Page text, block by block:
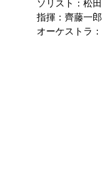
ソリスト：松
指揮：齊藤一郎
オーケストラ